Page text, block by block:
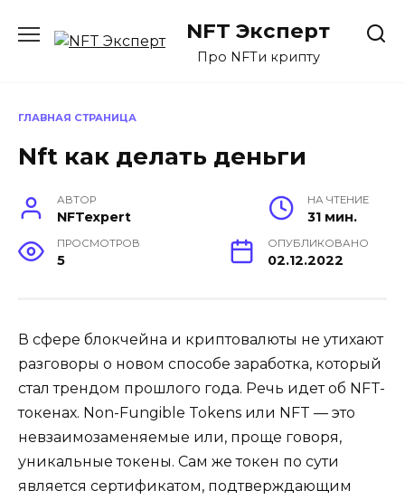
содержанию
NFT Эксперт
Про NFTи крипту
ГЛАВНАЯ СТРАНИЦА
Nft как делать деньги
АВТОР
NFTexpert
НА ЧТЕНИЕ
31 мин.
ПРОСМОТРОВ
5
ОПУБЛИКОВАНО
02.12.2022
В сфере блокчейна и криптовалюты не утихают
разговоры о новом способе заработка, который
стал трендом прошлого года. Речь идет об NFT-
токенах. Non-Fungible Tokens или NFT — это
невзаимозаменяемые или, проще говоря,
уникальные токены. Сам же токен по сути
является сертификатом, подтверждающим